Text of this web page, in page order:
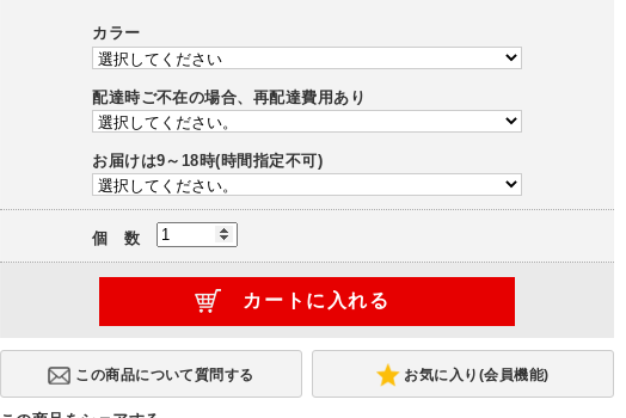
カラー
配達時ご不在の場合、再配達費用あり
お届けは9～18時(時間指定不可)
個 数
お気に入り(会員機能)